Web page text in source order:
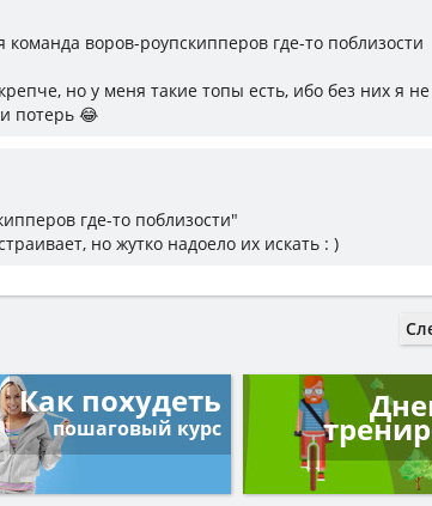
команда воров-роупскипперов где-то поблизости
но у меня такие топы есть, ибо без них я
потерь 😂
где-то поблизости"
но жутко надоело их искать : )
Как похудеть
пошаговый курс